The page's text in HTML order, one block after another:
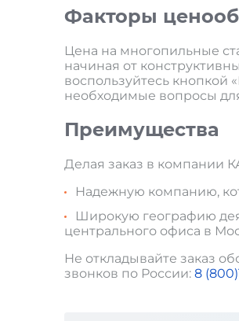
Факторы
Цена на многопильные
начиная от
воспользуйтесь кнопкой
необходимые вопросы
Преимущества
Делая заказ в компании
Надежную компанию,
Широкую географию
центрального офиса в
Не откладывайте заказ
звонков по России: 8